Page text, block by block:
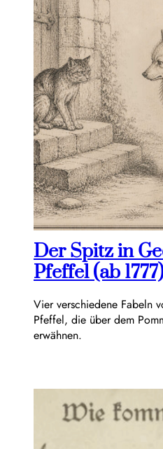
Der Spitz in
Pfeffel (ab
Vier verschiedene Fabeln
Pfeffel, die über dem
erwähnen.